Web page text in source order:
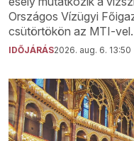
Országos Vízügyi
csütörtökön az MTI-vel.
IDŐJÁRÁS2026. aug. 6. 13:50